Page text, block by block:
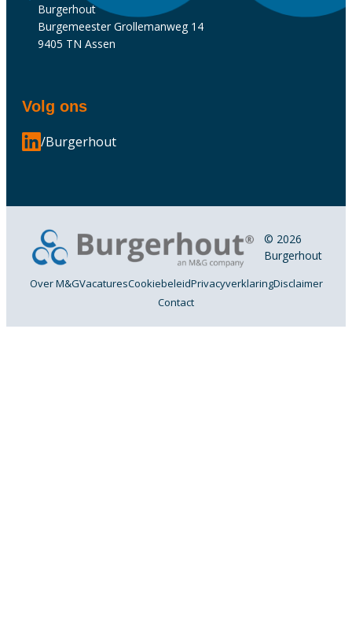
Burgerhout
Burgemeester Grollemanweg 14
9405 TN Assen
Volg ons
/Burgerhout
© 2026
Burgerhout
Over M&GVacaturesCookiebeleidPrivacyverklaringDisclaimer
Contact